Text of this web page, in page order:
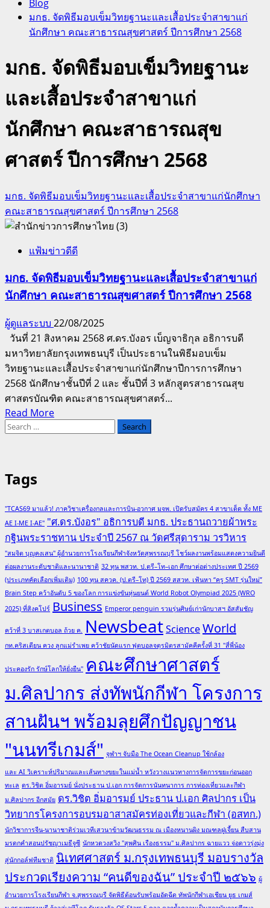
Blog
มกธ. จัดพิธีมอบเข็มวิทยฐานะและเสื้อประจำสาขาแก่
นักศึกษา คณะสาธารณสุขศาสตร์ ปีการศึกษา 2568
มกธ. จัดพิธีมอบเข็มวิทยฐานะ
และเสื้อประจำสาขาแก่
นักศึกษา คณะสาธารณสุข
ศาสตร์ ปีการศึกษา 2568
มกธ. จัดพิธีมอบเข็มวิทยฐานะและเสื้อประจำสาขาแก่นักศึกษา
คณะสาธารณสุขศาสตร์ ปีการศึกษา 2568
แฟ้มข่าวดีดี
มกธ. จัดพิธีมอบเข็มวิทยฐานะและเสื้อประจำสาขาแก่
นักศึกษา คณะสาธารณสุขศาสตร์ ปีการศึกษา 2568
ผู้ดูแลระบบ 22/08/2025
วันที่ 21 สิงหาคม 2568 ศ.ดร.บังอร เบ็ญจาธิกุล อธิการบดี
มหาวิทยาลัยกรุงเทพธนบุรี เป็นประธานในพิธีมอบเข็ม
วิทยฐานะและเสื้อประจำสาขาแก่นักศึกษาปีการการศึกษา
2568 นักศึกษาชั้นปีที่ 2 และ ชั้นปีที่ 3 หลักสูตรสาธารณสุข
ศาสตรบัณฑิต คณะสาธารณสุขศาสตร์...
Read MoreRead
เข็ม
วิทยฐานะ
และ
เสื้อ
ประจำ
สาขา
แก่
นักศึกษา
คณะ
สาธารณสุข
ศาสตร์
การ
2568
Search
Tags
"TCAS69 มาแล้ว! ภาควิชาเครื่องกลและการบิน-อวกาศ มจพ. เปิดรับสมัคร 4 สาขาเด็ด ทั้ง ME
AE I-ME I-AE" "ศ.ดร.บังอร" อธิการบดี มกธ. ประธานถวายผ้าพระ
กฐินพระราชทาน ประจำปี 2567 ณ วัดศรีสุดาราม วรวิหาร
"สมจิต บุญคงเสน" ผู้อำนวยการโรงเรียนกีฬาจังหวัดสุพรรณบุรี โชว์ผลงานพร้อมแสดงความยินดี
ต่อผลงานระดับชาติและนานาชาติ 32 ทุน พสวท. ป.ตรี–โท–เอก ศึกษาต่อต่างประเทศ ปี 2569
(ประเภทคัดเลือกเพิ่มเติม) 100 ทุน สควค. (ป.ตรี–โท) ปี 2569 สสวท. เฟ้นหา “ครู SMT รุ่นใหม่”
Brain Step คว้าอันดับ 5 ของโลก การแข่งขันหุ่นยนต์ World Robot Olympiad 2025 (WRO
2025) ที่สิงคโปร์ Business Emperor penguin รวมรุ่นศิษย์เก่านักบาสฯ อัสสัมชัญ
คว้าที่ 3 บาสเกตบอล ถ้วย ค. NewsbeatScienceWorld
กท.คริสเตียน ควง ลูกแม่รำเพย คว้าชัยนัดแรก ฟุตบอลจตุรมิตรสามัคคีครั้งที่ 31 "สี่พี่น้อง
ประคองรัก รักษ์โลกให้ยั่งยืน" คณะศึกษาศาสตร์
ม.ศิลปากร ส่งทัพนักกีฬา โครงการ
สานฝันฯ พร้อมลุยศึกปัญญาชน
"นนทรีเกมส์" จุฬาฯ จับมือ The Ocean Cleanup ใช้กล้อง
และ AI วิเคราะห์ปริมาณและเส้นทางขยะในแม่น้ำ หวังวางแนวทางการจัดการขยะก่อนออก
ทะเล ดร.วิชิต อิ่มอารมย์ นั่งประธาน ป.เอก การจัดการนันทนาการ การท่องเที่ยวและกีฬา
ม.ศิลปากร อีกสมัย ดร.วิชิต อิ่มอารมย์ ประธาน ป.เอก ศิลปากร เป็น
วิทยากรโครงการอบรมอาสาสมัครท่องเที่ยวและกีฬา (อสทก.)
นักวิชาการจีน-นานาชาติร่วมเวทีเสวนาข้ามวัฒนธรรม ณ เมืองหนานผิง มณฑลฝูเจี้ยน สืบสาน
มรดกคำสอนปรัชญาเมธีจูซี นักหวดวงสวิง "สุพศิน เรืองธรรม" ม.ศิลปากร ฉายแวว จ่อดาวรุ่งมุ่ง
สู่นักกอล์ฟทีมชาติ นิเทศศาสตร์ ม.กรุงเทพธนบุรี มอบรางวัล
ประกวดเรียงความ “คนดีของฉัน” ประจำปี ๒๕๖๖ ผู้
อำนวยการโรงเรียนกีฬา จ.สุพรรณบุรี จัดพิธีต้อนรับพร้อมอัดฉีด ทัพนักกีฬาเอเชียน ยูธ เกมส์